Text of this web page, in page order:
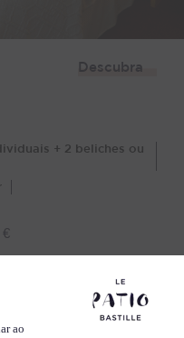
+ 2 beliches ou
Descubra